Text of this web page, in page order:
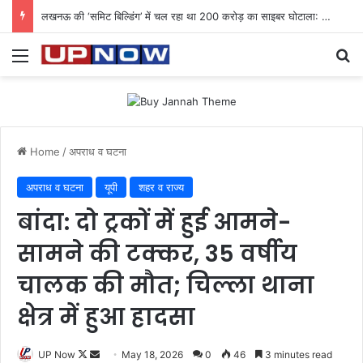
लखनऊ की ‘समिट बिल्डिंग’ में चल रहा था 200 करोड़ का साइबर घोटाला: 40 युवतियों समेत 119 गिरफ्तार
Menu
Home /अपराध व घटना
अपराध व घटना यूपी शहर व राज्य
बांदा: दो ट्रकों में हुई आमने-
सामने की टक्कर, 35 वर्षीय
चालक की मौत; चिल्ला थाना
क्षेत्र में हुआ हादसा
UP Now
Follow
Send May 18, 2026 0 46 3 minutes read